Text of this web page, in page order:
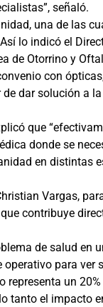
señaló.
una de las
lo indicó el
de Otorrino y
con
dar solución a
que
donde se
en distintas
Vargas,
contribuye
de salud en
para
un
tanto el impacto